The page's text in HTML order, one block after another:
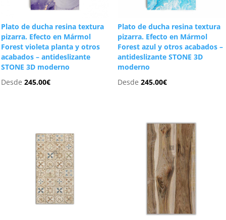
Plato de ducha resina textura
pizarra. Efecto en Mármol
Forest violeta planta y otros
acabados – antideslizante
STONE 3D moderno
Desde245.00€
Plato de ducha resina textura
pizarra. Efecto en Mármol
Forest azul y otros acabados –
antideslizante STONE 3D
moderno
Desde 245.00€